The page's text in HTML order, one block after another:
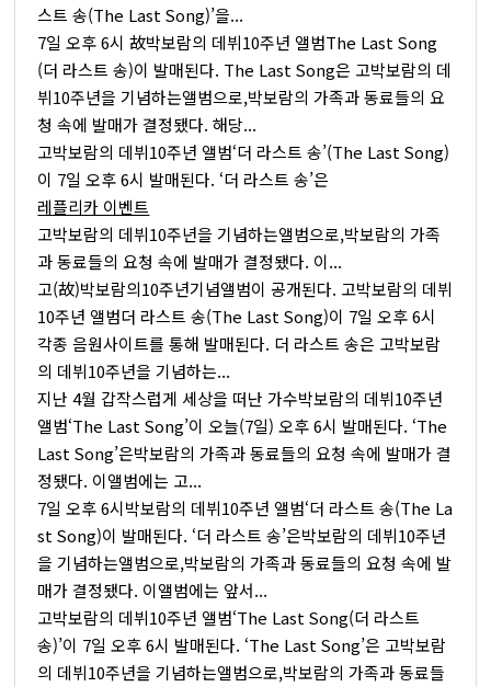
스트 송(The Last Song)’을...
7일 오후 6시 故박보람의 데뷔10주년 앨범The Last Song
(더 라스트 송)이 발매된다. The Last Song은 고박보람의 데
뷔10주년을 기념하는앨범으로,박보람의 가족과 동료들의 요
청 속에 발매가 결정됐다. 해당...
고박보람의 데뷔10주년 앨범‘더 라스트 송’(The Last Song)
이 7일 오후 6시 발매된다. ‘더 라스트 송’은
레플리카 이벤트
고박보람의 데뷔10주년을 기념하는앨범으로,박보람의 가족
과 동료들의 요청 속에 발매가 결정됐다. 이...
고(故)박보람의10주년기념앨범이 공개된다. 고박보람의 데뷔
10주년 앨범더 라스트 송(The Last Song)이 7일 오후 6시
각종 음원사이트를 통해 발매된다. 더 라스트 송은 고박보람
의 데뷔10주년을 기념하는...
지난 4월 갑작스럽게 세상을 떠난 가수박보람의 데뷔10주년
앨범‘The Last Song’이 오늘(7일) 오후 6시 발매된다. ‘The
Last Song’은박보람의 가족과 동료들의 요청 속에 발매가 결
정됐다. 이앨범에는 고...
7일 오후 6시박보람의 데뷔10주년 앨범‘더 라스트 송(The La
st Song)이 발매된다. ‘더 라스트 송’은박보람의 데뷔10주년
을 기념하는앨범으로,박보람의 가족과 동료들의 요청 속에 발
매가 결정됐다. 이앨범에는 앞서...
고박보람의 데뷔10주년 앨범‘The Last Song(더 라스트
송)’이 7일 오후 6시 발매된다. ‘The Last Song’은 고박보람
의 데뷔10주년을 기념하는앨범으로,박보람의 가족과 동료들